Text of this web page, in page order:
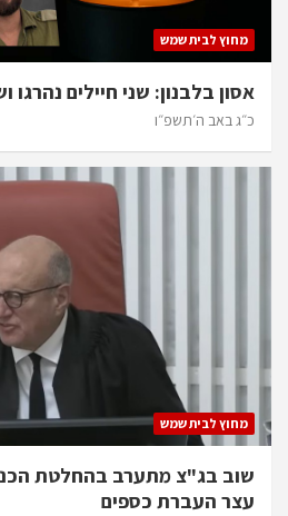
מחוץ לבית שמש
אסון בלבנון: שני חיילים נהרגו
כ״ג באב ה׳תשפ״ו
מחוץ לבית שמש
שוב בג"צ מתערב בהחלטת
עצר העברת כספים